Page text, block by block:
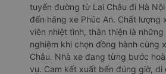
tuyến đường từ Lai Châu đi Hà
đến hãng xe Phúc An. Chất lượng
viên nhiệt tình, thân thiện là
nghiệm khi chọn đồng hành cùng
Châu. Nhà xe đang từng bước
vụ. Cam kết xuất bến đúng giờ, di